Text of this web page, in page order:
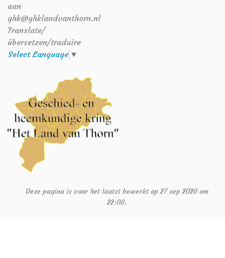
aan
ghk@ghklandvanthorn.nl
Translate/
übersetzen/traduire
Select Language ▼
Deze pagina is voor het laatst bewerkt op 27 sep 2020 om
22:00.